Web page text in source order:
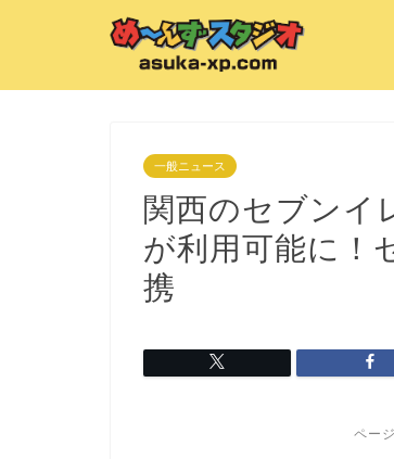
一般ニュース
関西のセブンイ
が利用可能に！
携
ペー